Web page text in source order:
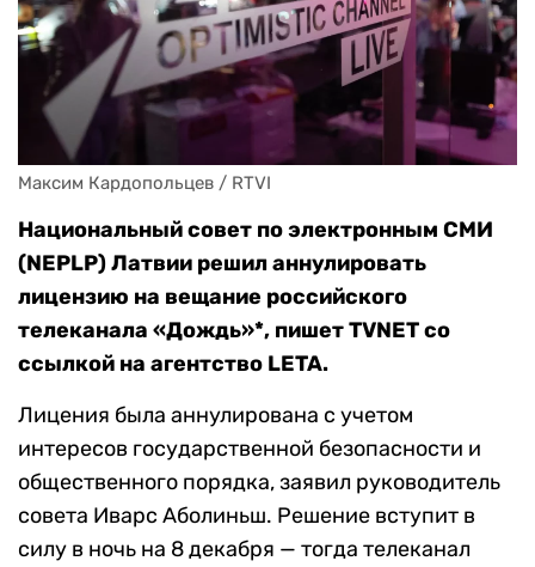
Максим Кардопольцев / RTVI
Национальный совет по электронным СМИ
(NEPLP) Латвии решил аннулировать
лицензию на вещание российского
телеканала «Дождь»*, пишет TVNET со
ссылкой на агентство LETA.
Лицения была аннулирована с учетом
интересов государственной безопасности и
общественного порядка, заявил руководитель
совета Иварс Аболиньш. Решение вступит в
силу в ночь на 8 декабря — тогда телеканал